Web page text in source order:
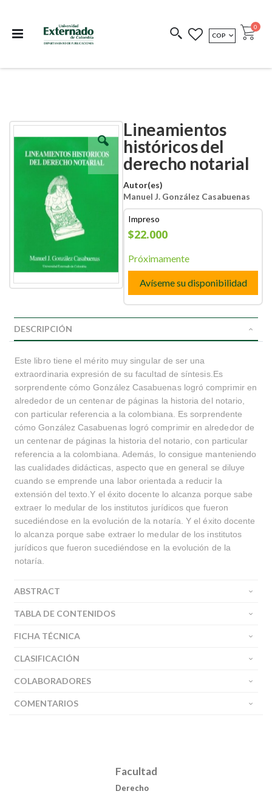
COEDICIONES REDIMIR CÓDIGO
MONEDA
COP Cart
0
Lineamientos
históricos del
derecho notarial
Autor(es)
Manuel J. González Casabuenas
Impreso
$22.000
Próximamente
Avíseme su disponibilidad
Skip
to
Skip
to
beginning
DESCRIPCIÓN
Este libro tiene el mérito muy singular de ser una
extraordinaria expresión de su facultad de síntesis.Es
sorprendente cómo González Casabuenas logró comprimir en
alrededor de un centenar de páginas la historia del notario,
con particular referencia a la colombiana. Es sorprendente
cómo González Casabuenas logró comprimir en alrededor de
un centenar de páginas la historia del notario, con particular
referencia a la colombiana. Además, lo consigue manteniendo
las cualidades didácticas, aspecto que en general se diluye
cuando se emprende una labor orientada a reducir la
extensión del texto.Y el éxito docente lo alcanza porque sabe
extraer lo medular de los institutos jurídicos que fueron
sucediéndose en la evolución de la notaría. Y el éxito docente
lo alcanza porque sabe extraer lo medular de los institutos
jurídicos que fueron sucediéndose en la evolución de la
notaría.
ABSTRACT
TABLA DE CONTENIDOS
FICHA TÉCNICA
CLASIFICACIÓN
COLABORADORES
COMENTARIOS
Facultad
Derecho